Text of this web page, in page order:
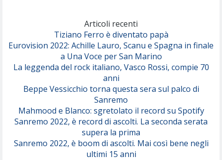
Serenamente
Articoli recenti
Tiziano Ferro è diventato papà
Eurovision 2022: Achille Lauro, Scanu e Spagna in finale
a Una Voce per San Marino
La leggenda del rock italiano, Vasco Rossi, compie 70
anni
Beppe Vessicchio torna questa sera sul palco di
Sanremo
Mahmood e Blanco: sgretolato il record su Spotify
Sanremo 2022, è record di ascolti. La seconda serata
supera la prima
Sanremo 2022, è boom di ascolti. Mai così bene negli
ultimi 15 anni